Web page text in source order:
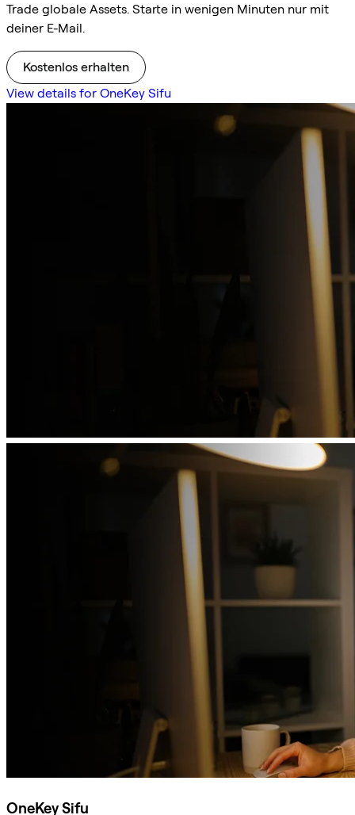
Trade globale Assets. Starte in wenigen Minuten nur mit
deiner E-Mail.
Kostenlos erhalten
View details for OneKey Sifu
OneKey Sifu